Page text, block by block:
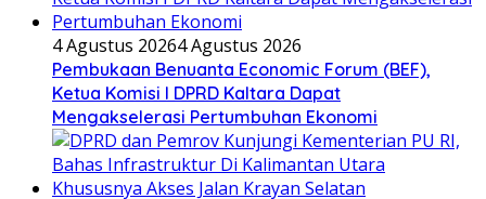
4 Agustus 20264 Agustus 2026
Pembukaan Benuanta Economic Forum (BEF),
Ketua Komisi I DPRD Kaltara Dapat
Mengakselerasi Pertumbuhan Ekonomi